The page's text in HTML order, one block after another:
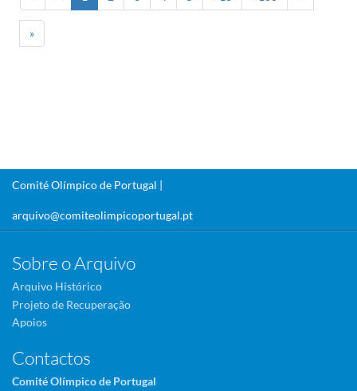
»
Comité Olímpico de Portugal |
arquivo@comiteolimpicoportugal.pt
Sobre o Arquivo
Arquivo Histórico
Projeto de Recuperação
Apoios
Contactos
Comité Olímpico de Portugal